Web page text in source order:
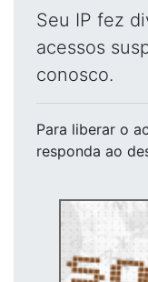
Seu IP fez
acessos
conosco.
Para liberar o
responda ao